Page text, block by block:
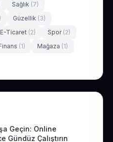
Sağlık (7)
Güzellik (3)
E-Ticaret (2) Spor (2)
(1) Mağaza (1)
Geçin: Online
Gündüz Çalıştırın